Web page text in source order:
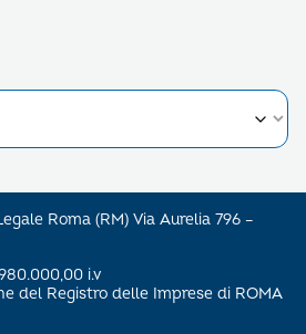
Roma (RM) Via Aurelia 796 –
i.v
del Registro delle Imprese di ROMA